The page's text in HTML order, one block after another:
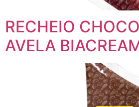
RECHEIO
AVELA